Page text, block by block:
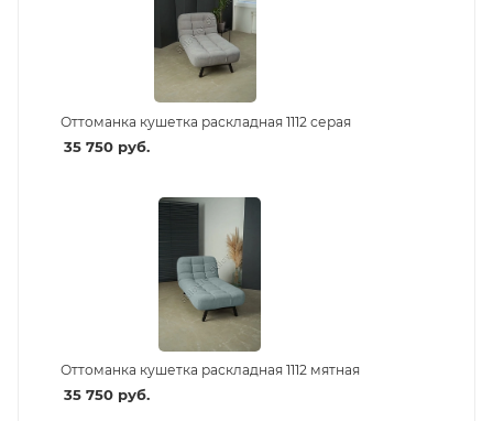
Оттоманка кушетка раскладная 1112 серая
35 750руб.
Оттоманка кушетка раскладная 1112 мятная
35 750руб.